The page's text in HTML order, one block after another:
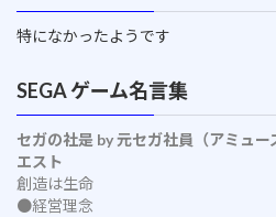
特になかったようです
SEGA ゲーム名言集
セガの社是 by 元セガ社員（アミュ
エスト
創造は生命
●経営理念